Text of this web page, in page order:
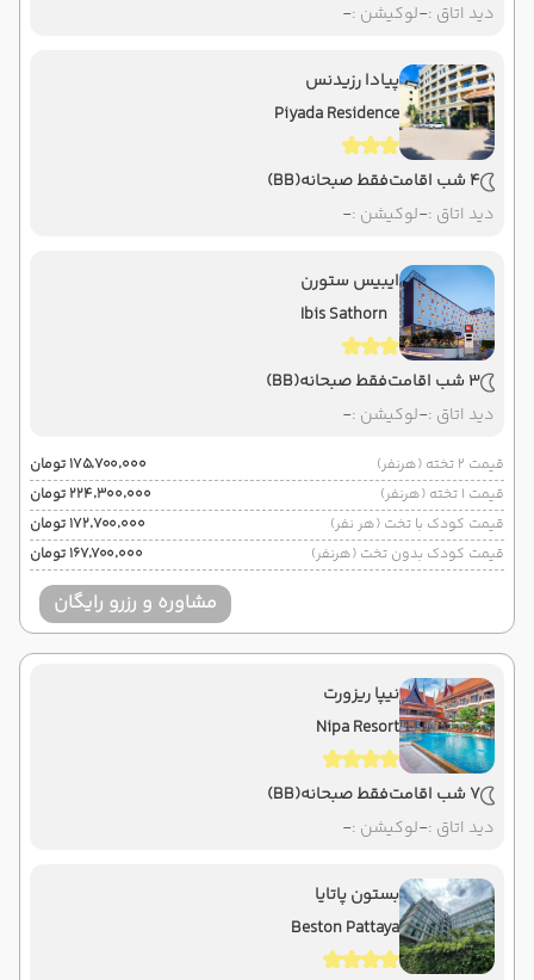
دید اتاق :-لوکیشن :-
پیادا رزیدنس
Piyada Residence
4 شب اقامت فقط صبحانه(BB)
دید اتاق :-لوکیشن :-
ایبیس ستورن
Ibis Sathorn
3 شب اقامت فقط صبحانه(BB)
دید اتاق :-لوکیشن :-
قیمت 2 تخته (هرنفر)
۱۷۵٬۷۰۰٬۰۰۰ تومان
قیمت 1 تخته (هرنفر)
۲۲۴٬۳۰۰٬۰۰۰ تومان
قیمت کودک با تخت (هر نفر)
۱۷۲٬۷۰۰٬۰۰۰ تومان
قیمت کودک بدون تخت (هرنفر)
۱۶۷٬۷۰۰٬۰۰۰ تومان
مشاوره و رزرو رایگان
نیپا ریزورت
Nipa Resort
7 شب اقامت فقط صبحانه(BB)
دید اتاق :-لوکیشن :-
بستون پاتایا
Beston Pattaya